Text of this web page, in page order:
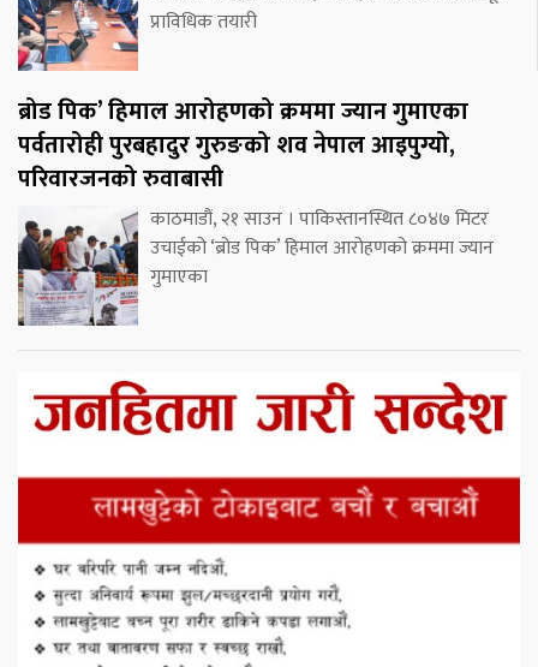
प्राविधिक तयारी
ब्रोड पिक’ हिमाल आरोहणको क्रममा ज्यान गुमाएका
पर्वतारोही पुरबहादुर गुरुङको शव नेपाल आइपुग्यो,
परिवारजनको रुवाबासी
काठमाडौं, २१ साउन । पाकिस्तानस्थित ८०४७ मिटर
उचाईको ‘ब्रोड पिक’ हिमाल आरोहणको क्रममा ज्यान
गुमाएका